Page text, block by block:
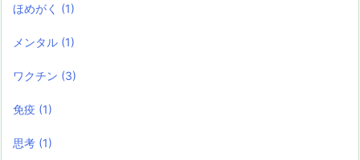
ほめがく (1)
メンタル (1)
ワクチン (3)
免疫 (1)
思考 (1)